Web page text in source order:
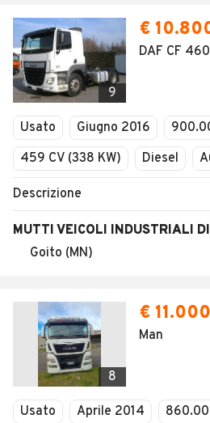
9
€
DAF CF
Usato Giugno 2016
459 CV (338 KW)
Diesel
Descrizione
Goito (MN)
8
€ 11.000
Man
Usato Aprile 2014